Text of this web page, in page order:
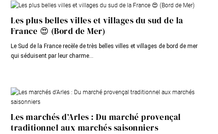
Les plus belles villes et villages du sud de la
France 😍 (Bord de Mer)
Le Sud de la France recèle de très belles villes et villages de bord de mer
qui séduisent par leur charme...
Les marchés d’Arles : Du marché provençal
traditionnel aux marchés saisonniers